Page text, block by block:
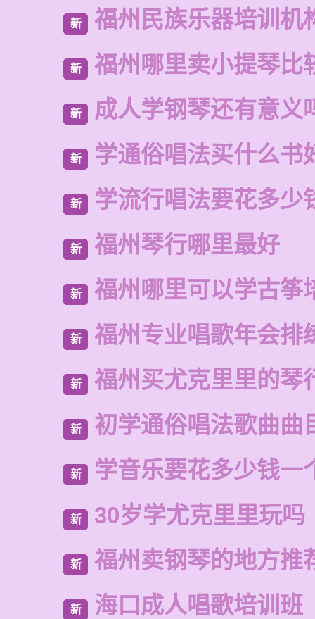
新 福州民族乐器培训机
新 福州哪里卖小提琴比
新 成人学钢琴还有意义
新 学通俗唱法买什么书
新 学流行唱法要花多少
新 福州琴行哪里最好
新 福州哪里可以学古筝
新 福州专业唱歌年会排
新 福州买尤克里里的琴
新 初学通俗唱法歌曲曲
新 学音乐要花多少钱一
新 30岁学尤克里里玩吗
新 福州卖钢琴的地方推
新 海口成人唱歌培训班